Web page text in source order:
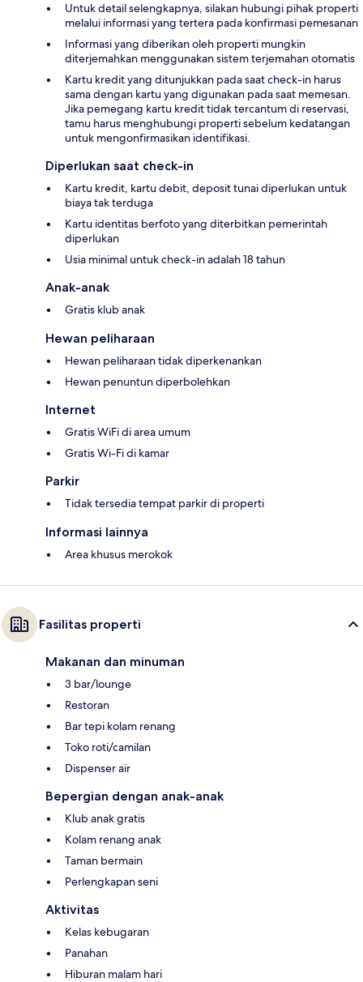
Untuk detail selengkapnya, silakan hubungi pihak properti
melalui informasi yang tertera pada konfirmasi pemesanan
Informasi yang diberikan oleh properti mungkin
diterjemahkan menggunakan sistem terjemahan otomatis
Kartu kredit yang ditunjukkan pada saat check-in harus
sama dengan kartu yang digunakan pada saat memesan.
Jika pemegang kartu kredit tidak tercantum di reservasi,
tamu harus menghubungi properti sebelum kedatangan
untuk mengonfirmasikan identifikasi.
Diperlukan saat check-in
Kartu kredit, kartu debit, deposit tunai diperlukan untuk
biaya tak terduga
Kartu identitas berfoto yang diterbitkan pemerintah
diperlukan
Usia minimal untuk check-in adalah 18 tahun
Anak-anak
Gratis klub anak
Hewan peliharaan
Hewan peliharaan tidak diperkenankan
Hewan penuntun diperbolehkan
Internet
Gratis WiFi di area umum
Gratis Wi-Fi di kamar
Parkir
Tidak tersedia tempat parkir di properti
Informasi lainnya
Area khusus merokok
Fasilitas properti
Makanan dan minuman
3 bar/lounge
Restoran
Bar tepi kolam renang
Toko roti/camilan
Dispenser air
Bepergian dengan anak-anak
Klub anak gratis
Kolam renang anak
Taman bermain
Perlengkapan seni
Aktivitas
Kelas kebugaran
Panahan
Hiburan malam hari